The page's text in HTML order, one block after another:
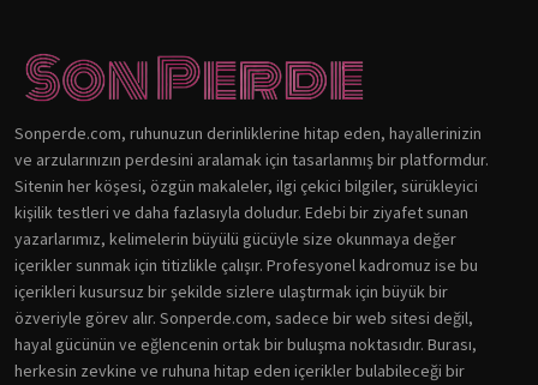
Sonperde.com, ruhunuzun derinliklerine hitap eden, hayallerinizin
ve arzularınızın perdesini aralamak için tasarlanmış bir platformdur.
Sitenin her köşesi, özgün makaleler, ilgi çekici bilgiler, sürükleyici
kişilik testleri ve daha fazlasıyla doludur. Edebi bir ziyafet sunan
yazarlarımız, kelimelerin büyülü gücüyle size okunmaya değer
içerikler sunmak için titizlikle çalışır. Profesyonel kadromuz ise bu
içerikleri kusursuz bir şekilde sizlere ulaştırmak için büyük bir
özveriyle görev alır. Sonperde.com, sadece bir web sitesi değil,
hayal gücünün ve eğlencenin ortak bir buluşma noktasıdır. Burası,
herkesin zevkine ve ruhuna hitap eden içerikler bulabileceği bir